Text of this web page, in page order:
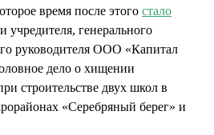
время после этого стало
учредителя, генерального
руководителя ООО «Капитал
дело о хищении
строительстве двух школ в
«Серебряный берег» и